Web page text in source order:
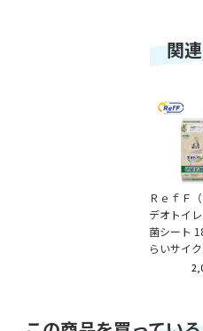
関
ＲｅｆＦ（
デオトイ
菌シート
らいサイク